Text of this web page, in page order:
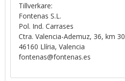
Tillverkare:
Fontenas S.L.
Pol. Ind. Carrases
Ctra. Valencia-Ademuz, 36, km 30
46160 Llíria, Valencia
fontenas@fontenas.es